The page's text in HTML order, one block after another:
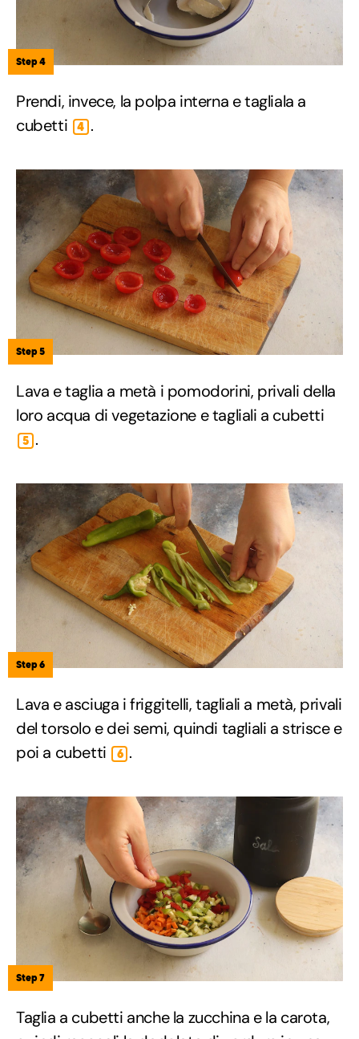
Step 4
Prendi, invece, la polpa interna e tagliala a
cubetti
4 .
Step 5
Lava e taglia a metà i pomodorini, privali della
loro acqua di vegetazione e tagliali a cubetti
5 .
Step 6
Lava e asciuga i friggitelli, tagliali a metà, privali
del torsolo e dei semi, quindi tagliali a strisce e
poi a cubetti
6 .
Step 7
Taglia a cubetti anche la zucchina e la carota,